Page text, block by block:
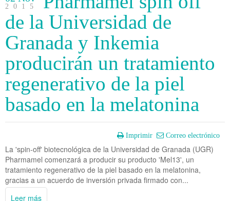
2015
de la Universidad de
Granada y Inkemia
producirán un tratamiento
regenerativo de la piel
basado en la melatonina
Imprimir Correo electrónico
La 'spin-off' biotecnológica de la Universidad de Granada (UGR)
Pharmamel comenzará a producir su producto 'Mel13', un
tratamiento regenerativo de la piel basado en la melatonina,
gracias a un acuerdo de inversión privada firmado con...
Leer más